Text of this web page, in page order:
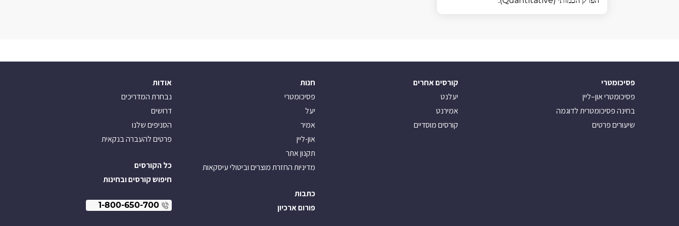
פסיכומטרי
פסיכומטרי און–ליין
בחינה פסיכומטרית לדוגמה
שיעורים פרטים
קורסים אחרים
יעלנט
אמירנט
קורסים מוסדיים
חנות
פסיכומטרי
יעל
אמיר
און-ליין
תקנון אתר
מדיניות החזרת מוצרים וביטולי עיסקאות
כתבות
פורום ארכיון
אודות
נבחרת המדריכים
דרושים
הסניפים שלנו
פרטים להעברה בנקאית
כל הקורסים
חיפוש קורסים ובחינות
1-800-650-700